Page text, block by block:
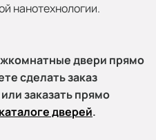
нанотехнологии.
двери прямо
сделать заказ
заказать прямо
каталоге дверей.